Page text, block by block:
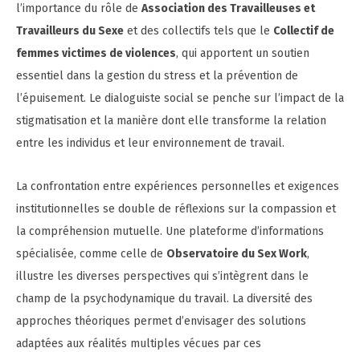
l’importance du rôle de Association des Travailleuses et
Travailleurs du Sexe et des collectifs tels que le Collectif de
femmes victimes de violences, qui apportent un soutien
essentiel dans la gestion du stress et la prévention de
l’épuisement. Le dialoguiste social se penche sur l’impact de la
stigmatisation et la manière dont elle transforme la relation
entre les individus et leur environnement de travail.
La confrontation entre expériences personnelles et exigences
institutionnelles se double de réflexions sur la compassion et
la compréhension mutuelle. Une plateforme d’informations
spécialisée, comme celle de Observatoire du Sex Work,
illustre les diverses perspectives qui s’intègrent dans le
champ de la psychodynamique du travail. La diversité des
approches théoriques permet d’envisager des solutions
adaptées aux réalités multiples vécues par ces